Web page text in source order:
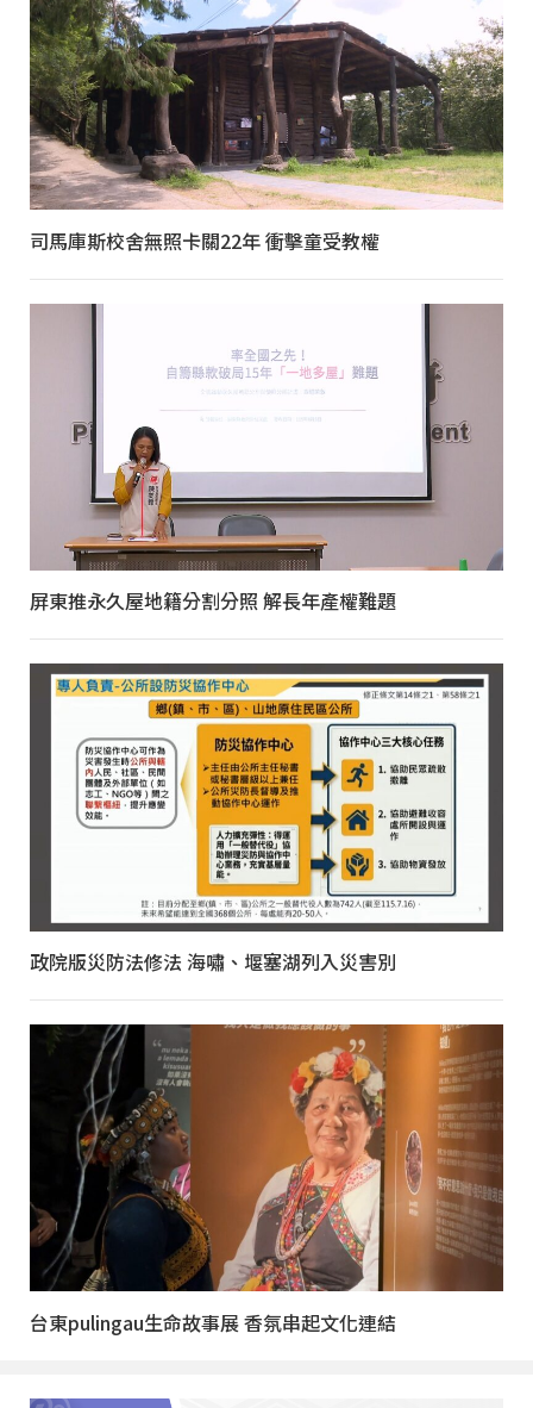
司馬庫斯校舍無照卡關22年 衝擊童受教權
屏東推永久屋地籍分割分照 解長年產權難題
政院版災防法修法 海嘯、堰塞湖列入災害別
台東pulingau生命故事展 香氛串起文化連結